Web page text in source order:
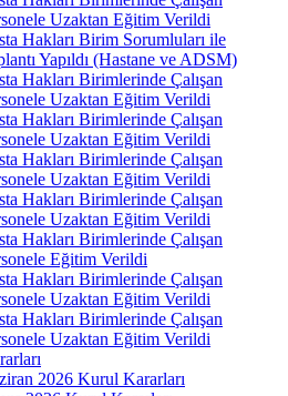
Uzaktan Eğitim Verildi
Hakları Birim Sorumluları ile
Yapıldı (Hastane ve ADSM)
Hakları Birimlerinde Çalışan
Uzaktan Eğitim Verildi
Hakları Birimlerinde Çalışan
Uzaktan Eğitim Verildi
Hakları Birimlerinde Çalışan
Uzaktan Eğitim Verildi
Hakları Birimlerinde Çalışan
Uzaktan Eğitim Verildi
Hakları Birimlerinde Çalışan
Eğitim Verildi
Hakları Birimlerinde Çalışan
Uzaktan Eğitim Verildi
Hakları Birimlerinde Çalışan
Uzaktan Eğitim Verildi
2026 Kurul Kararları